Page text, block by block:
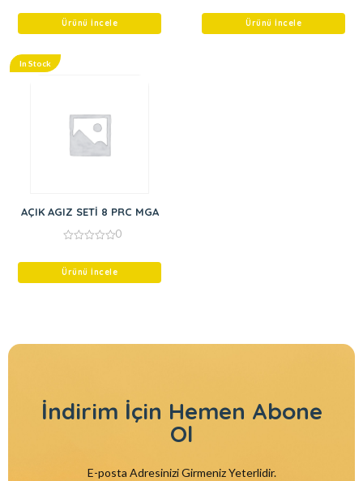
of
Ürünü İncele
of
Ürünü İncele
In Stock
AÇIK AGIZ SETİ 8 PRC MGA
of
0
Ürünü İncele
İndirim İçin Hemen Abone
Ol
E-posta Adresinizi Girmeniz Yeterlidir.